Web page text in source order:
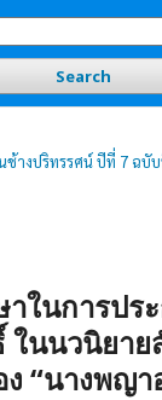
Search
ช้างปริทรรศน์ ปีที่ 7 ฉบั
ในการปร
นนวนิยาย
ง “นางพญ